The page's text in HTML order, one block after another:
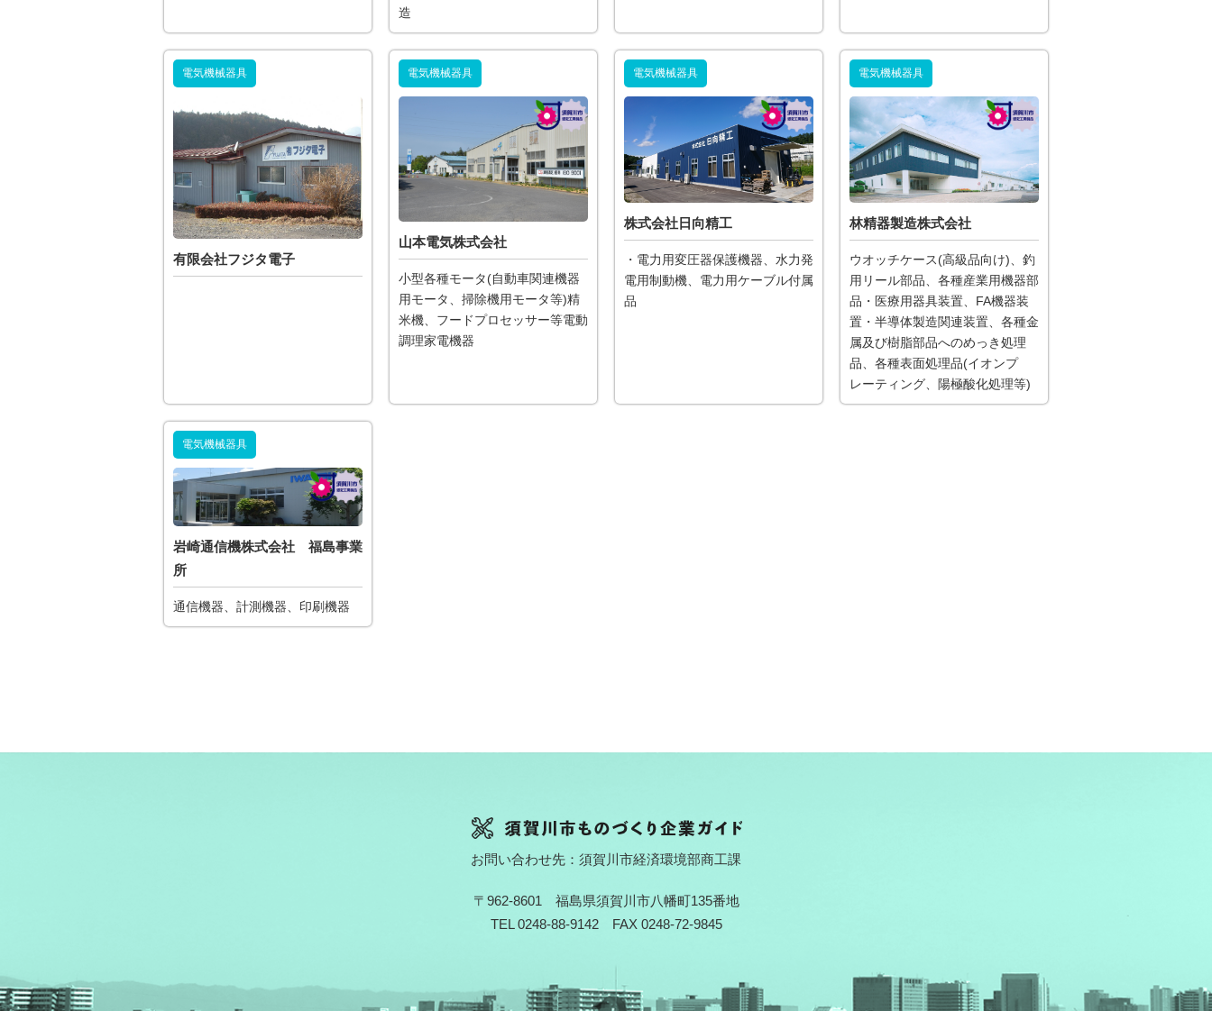
造
電気機械器具
有限会社フジタ電子
電気機械器具
山本電気株式会社
小型各種モータ(自動車関連機器
用モータ、掃除機用モータ等)精
米機、フードプロセッサー等電動
調理家電機器
電気機械器具
株式会社日向精工
・電力用変圧器保護機器、水力発
電用制動機、電力用ケーブル付属
品
電気機械器具
林精器製造株式会社
ウオッチケース(高級品向け)、釣
用リール部品、各種産業用機器部
品・医療用器具装置、FA機器装
置・半導体製造関連装置、各種金
属及び樹脂部品へのめっき処理
品、各種表面処理品(イオンプ
レーティング、陽極酸化処理等)
電気機械器具
岩崎通信機株式会社 福島事業
所
通信機器、計測機器、印刷機器
お問い合わせ先：須賀川市経済環境部商工課
〒962-8601 福島県須賀川市八幡町135番地
TEL 0248-88-9142 FAX 0248-72-9845